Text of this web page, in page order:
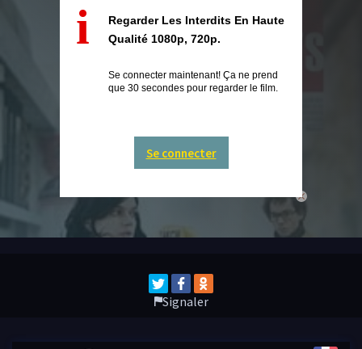
close
i
Regarder Les Interdits En Haute
Qualité 1080p, 720p.
Se connecter maintenant! Ça ne prend
que 30 secondes pour regarder le film.
Se connecter
Signaler